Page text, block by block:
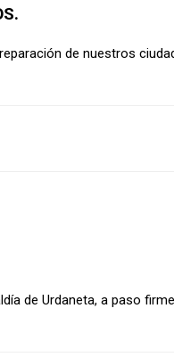
de nuestros
de Urdaneta, a paso